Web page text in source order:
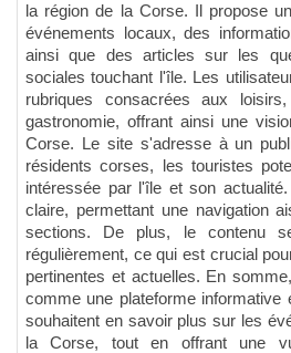
la région de la Corse. Il propose
événements locaux, des
ainsi que des articles sur les
sociales touchant l'île. Les
rubriques consacrées aux
gastronomie, offrant ainsi une
Corse. Le site s'adresse à un
résidents corses, les touristes
intéressée par l'île et son
claire, permettant une navigation
sections. De plus, le contenu
régulièrement, ce qui est crucial
pertinentes et actuelles. En
comme une plateforme informative
souhaitent en savoir plus sur les
la Corse, tout en offrant une